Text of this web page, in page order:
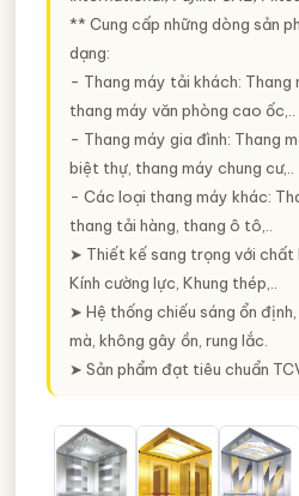
** Cung cấp những dòng sản
dạng:
- Thang máy tải khách: Thang
thang máy văn phòng cao ốc,..
- Thang máy gia đình: Thang
biệt thự, thang máy chung cư,..
- Các loại thang máy khác:
thang tải hàng, thang ô tô,..
➤ Thiết kế sang trọng với chất
Kính cường lực, Khung thép,..
➤ Hệ thống chiếu sáng ổn
mà, không gây ồn, rung lắc.
➤ Sản phẩm đạt tiêu chuẩn